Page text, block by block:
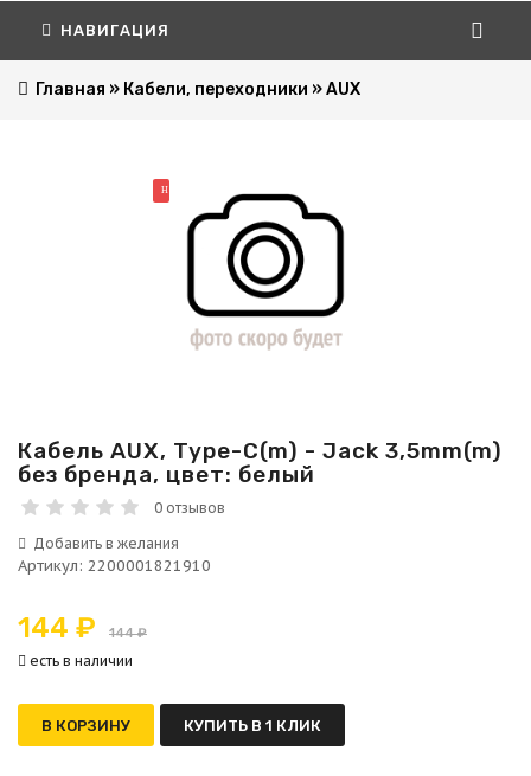
НАВИГАЦИЯ
Главная » Кабели, переходники »AUX
НОВИНКА
Кабель AUX, Type-C(m) - Jack 3,5mm(m)
без бренда, цвет: белый
0 отзывов
Артикул: 2200001821910
144 ₽ 144 ₽
есть в наличии
В КОРЗИНУ КУПИТЬ В 1 КЛИК